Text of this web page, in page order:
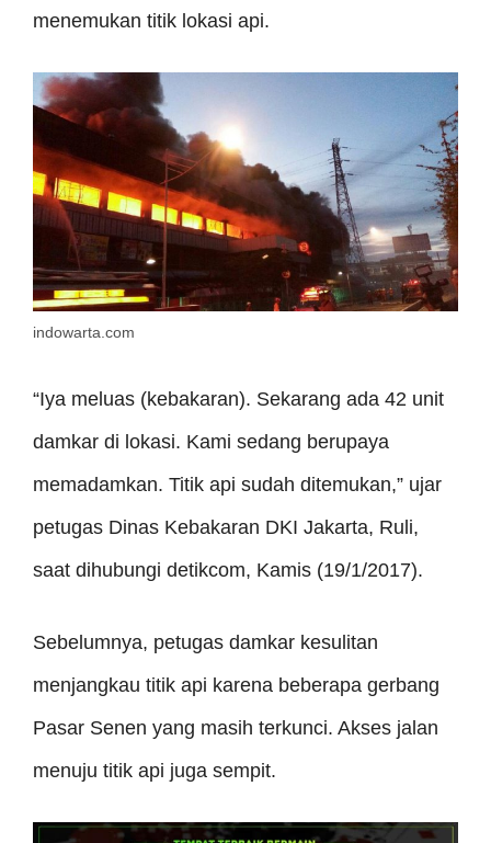
menemukan titik lokasi api.
indowarta.com
“Iya meluas (kebakaran). Sekarang ada 42 unit
damkar di lokasi. Kami sedang berupaya
memadamkan. Titik api sudah ditemukan,” ujar
petugas Dinas Kebakaran DKI Jakarta, Ruli,
saat dihubungi detikcom, Kamis (19/1/2017).
Sebelumnya, petugas damkar kesulitan
menjangkau titik api karena beberapa gerbang
Pasar Senen yang masih terkunci. Akses jalan
menuju titik api juga sempit.